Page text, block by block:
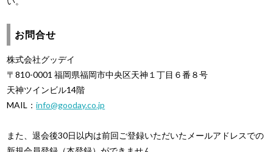
お問合せ
株式会社グッデイ
〒810-0001 福岡県福岡市中央区天神１丁目６番８号
天神ツインビル14階
MAIL：info@gooday.co.jp
また、退会後30日以内は前回ご登録いただいたメールアドレスでの